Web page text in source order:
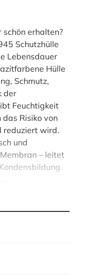
schön erhalten?
Schutzhülle
Lebensdauer
Hülle
Schmutz,
der
Feuchtigkeit
das Risiko von
reduziert wird.
und
– leitet